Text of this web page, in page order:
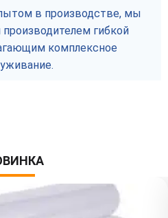
в производстве, мы
гибкой
комплексное